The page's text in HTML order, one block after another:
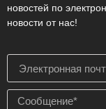
новостей по
новости от нас!